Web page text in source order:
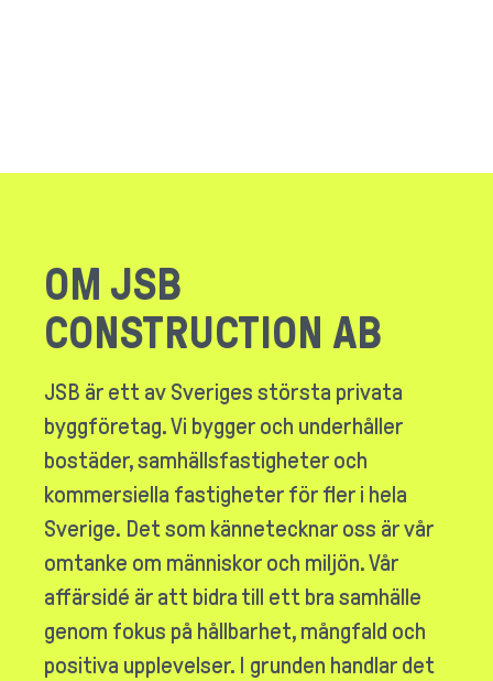
OM JSB
CONSTRUCTION AB
JSB är ett av Sveriges största privata
byggföretag. Vi bygger och underhåller
bostäder, samhällsfastigheter och
kommersiella fastigheter för fler i hela
Sverige. Det som kännetecknar oss är vår
omtanke om människor och miljön. Vår
affärsidé är att bidra till ett bra samhälle
genom fokus på hållbarhet, mångfald och
positiva upplevelser. I grunden handlar det